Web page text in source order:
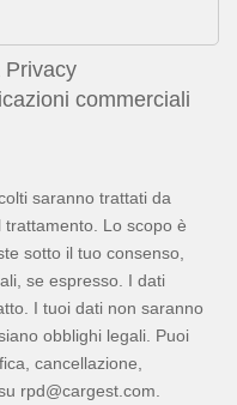
Privacy
commerciali
saranno trattati da
Lo scopo è
sotto il tuo consenso,
se espresso. I dati
I tuoi dati non saranno
obblighi legali. Puoi
cancellazione,